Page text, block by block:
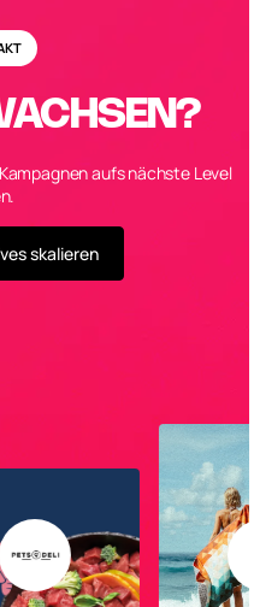
aufs nächste Level
skalieren